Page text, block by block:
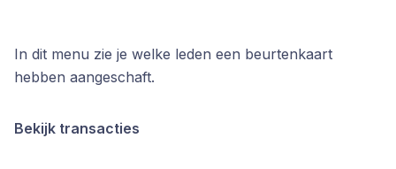
In dit menu zie je welke leden een beurtenkaart
hebben aangeschaft.
Bekijk transacties